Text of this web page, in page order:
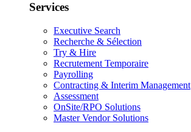
Services
Executive Search
Recherche & Sélection
Try & Hire
Recrutement Temporaire
Payrolling
Contracting & Interim Management
Assessment
OnSite/RPO Solutions
Master Vendor Solutions